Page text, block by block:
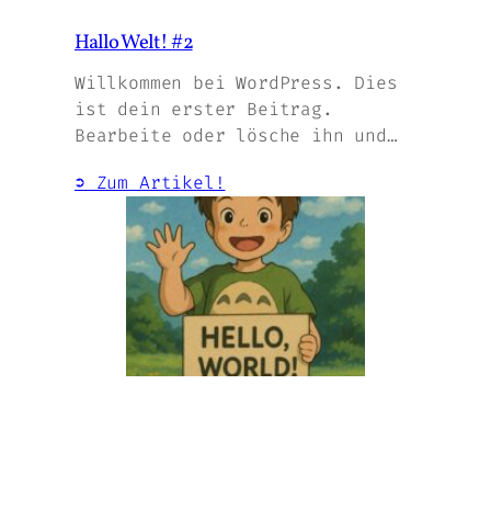
Hallo Welt! #2
Willkommen bei WordPress. Dies
ist dein erster Beitrag.
Bearbeite oder lösche ihn und…
➲ Zum Artikel!